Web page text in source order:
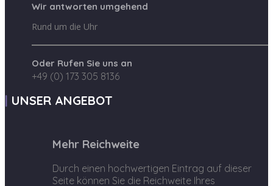
Wir antworten umgehend
Rund um die Uhr
Oder Rufen Sie uns an
+49 (0) 173 305 8136
UNSER ANGEBOT
Mehr Reichweite
Durch einen hochwertigen Eintrag auf dieser
Seite können Sie die Reichweite Ihres